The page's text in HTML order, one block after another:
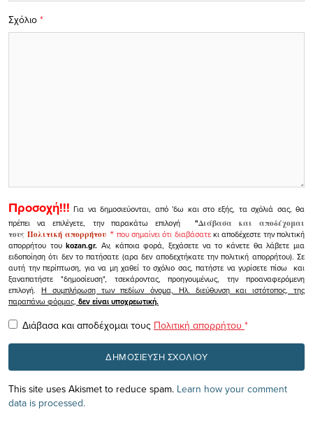
Σχόλιο *
Προσοχή!!! Για να δημοσιεύονται, από 'δω και στο εξής, τα σχόλιά σας, θα
πρέπει να επιλέγετε, την παρακάτω επιλογή
"Διάβασα και αποδέχομαι
τουςΠολιτική απορρήτου" που σημαίνει ότι διαβάσατεκι αποδέχεστε την πολιτική
απορρήτου τουkozan.gr. Αν, κάποια φορά, ξεχάσετε να το κάνετε θα λάβετε μια
ειδοποίηση ότι δεν το πατήσατε (αρα δεν αποδεχτήκατε την πολιτική απορρήτου). Σε
αυτή την περίπτωση, για να μη χαθεί το σχόλιο σας, πατήστε να γυρίσετε πίσω και
ξαναπατήστε "δημοσίευση", τσεκάροντας, προηγουμένως, την προαναφερόμενη
επιλογή.Η συμπλήρωση των πεδίων όνομα, Ηλ. διεύθυνση και ιστότοπος, της
παραπάνω φόρμας, δεν είναι υποχρεωτική.
Διάβασα και αποδέχομαι τους Πολιτική απορρήτου *
This site uses Akismet to reduce spam. Learn how your comment
data is processed.